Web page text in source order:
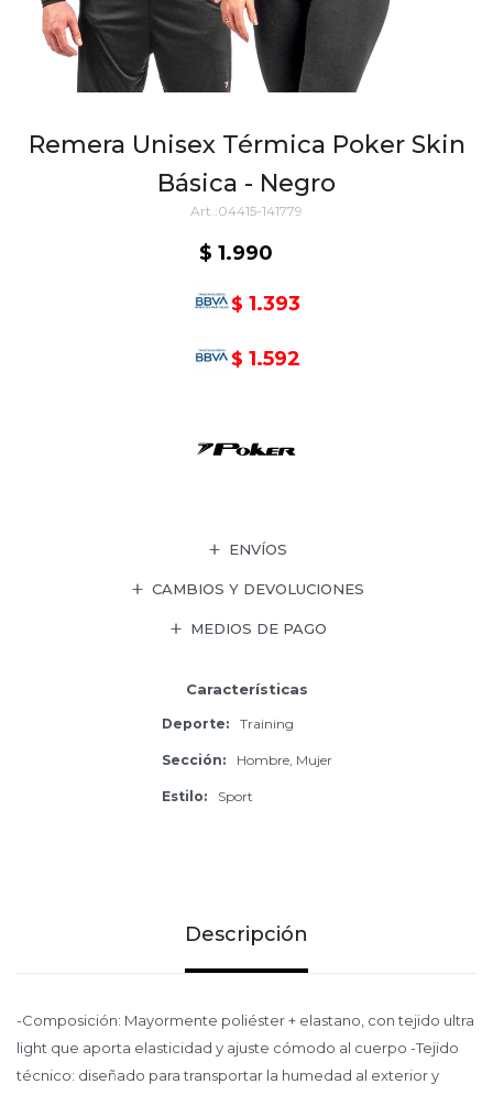
Remera Unisex Térmica Poker Skin
Básica - Negro
04415-141779
$ 1.990
$ 1.393
$ 1.592
ENVÍOS
CAMBIOS Y DEVOLUCIONES
MEDIOS DE PAGO
Características
Deporte Training
Sección Hombre, Mujer
Estilo Sport
Descripción
-Composición: Mayormente poliéster + elastano, con tejido ultra
light que aporta elasticidad y ajuste cómodo al cuerpo -Tejido
técnico: diseñado para transportar la humedad al exterior y